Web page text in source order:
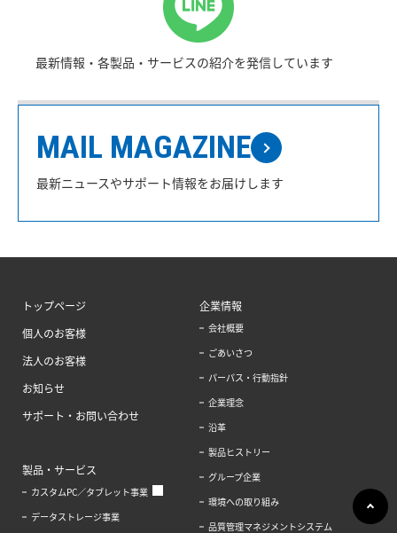
最新情報・各製品・サービスの紹介を発信しています
MAIL MAGAZINE
最新ニュースやサポート情報をお届けします
トップページ
個人のお客様
法人のお客様
お知らせ
サポート・お問い合わせ
製品・サービス
カスタムPC／タブレット事業
データストレージ事業
企業情報
会社概要
ごあいさつ
パーパス・行動指針
企業理念
沿革
製品ヒストリー
グループ企業
環境への取り組み
品質管理マネジメントシステム